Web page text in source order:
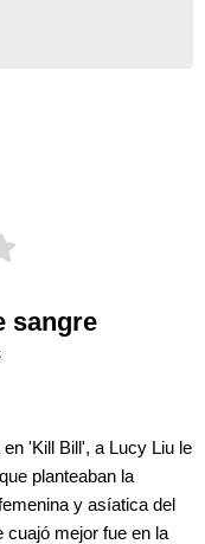
sangre
'Kill Bill', a Lucy Liu le
planteaban la
y asíatica del
cuajó mejor fue en la